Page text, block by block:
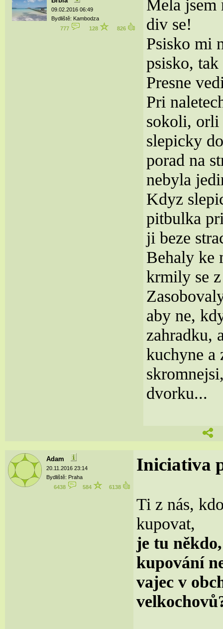
09.02.2016 06:49
Bydliště: Kambodza
777
128 826
Mela
div se!
Psisko mi
psisko,
Presne
Pri
sokoli, orli
slepicky
porad na
nebyla
Kdyz
pitbulka
ji beze
Behaly ke
krmily se
aby ne,
zahradku,
kuchyne a
dvorku...
Adam
20.11.2016 23:14
Bydliště: Praha
6438
584 6138
Iniciativa
Ti z nás,
kupovat,
je tu
kupování
vajec v